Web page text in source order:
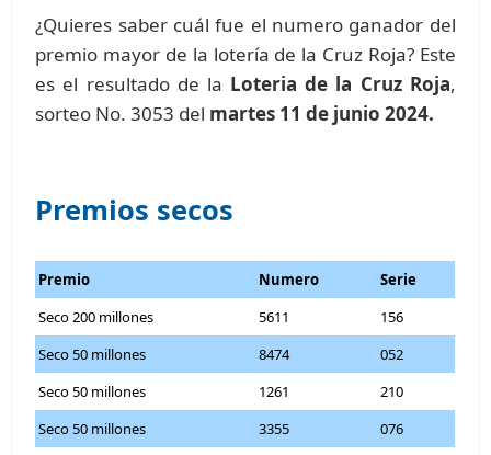
¿Quieres saber cuál fue el numero ganador del
premio mayor de la lotería de la Cruz Roja? Este
es el resultado de la Loteria de la Cruz Roja,
sorteo No. 3053 del martes 11 de junio 2024.
Premios secos
Premio Numero
Serie
Seco 200 millones
5611
156
Seco 50 millones
8474
052
Seco 50 millones
1261
210
Seco 50 millones
3355
076